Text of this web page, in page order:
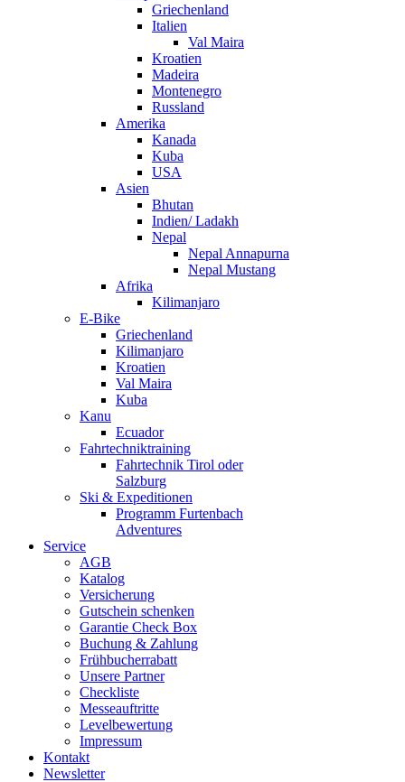
Griechenland
Italien
Val Maira
Kroatien
Madeira
Montenegro
Russland
Amerika
Kanada
Kuba
USA
Asien
Bhutan
Indien/ Ladakh
Nepal
Nepal Annapurna
Nepal Mustang
Afrika
Kilimanjaro
E-Bike
Griechenland
Kilimanjaro
Kroatien
Val Maira
Kuba
Kanu
Ecuador
Fahrtechniktraining
Fahrtechnik Tirol oder
Salzburg
Ski & Expeditionen
Programm Furtenbach
Adventures
Service
AGB
Katalog
Versicherung
Gutschein schenken
Garantie Check Box
Buchung & Zahlung
Frühbucherrabatt
Unsere Partner
Checkliste
Messeauftritte
Levelbewertung
Impressum
Kontakt
Newsletter